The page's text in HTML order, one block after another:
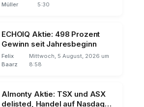
Müller
5:30
ECHOIQ Aktie: 498 Prozent
Gewinn seit Jahresbeginn
Felix
Baarz
Mittwoch, 5 August, 2026 um
8:58
Almonty Aktie: TSX und ASX
delisted, Handel auf Nasdaq